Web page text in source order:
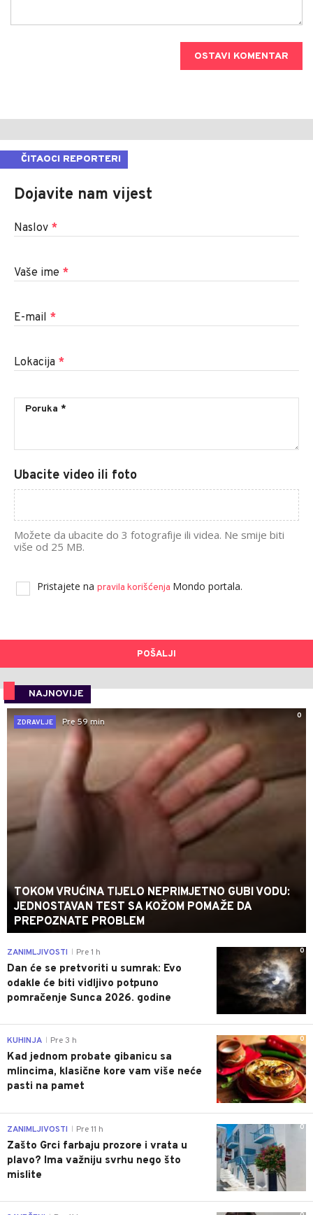
OSTAVI KOMENTAR
ČITAOCI REPORTERI
Dojavite nam vijest
Naslov *
Vaše ime *
E-mail *
Lokacija *
Ubacite video ili foto
Možete da ubacite do 3 fotografije ili videa. Ne smije biti
više od 25 MB.
Pristajete na pravila korišćenja Mondo portala.
POŠALJI
NAJNOVIJE
0
ZDRAVLJE
Pre 59 min
TOKOM VRUĆINA TIJELO NEPRIMJETNO GUBI VODU:
JEDNOSTAVAN TEST SA KOŽOM POMAŽE DA
PREPOZNATE PROBLEM
0
ZANIMLJIVOSTI Pre 1 h
Dan će se pretvoriti u sumrak: Evo
odakle će biti vidljivo potpuno
pomračenje Sunca 2026. godine
0
KUHINJA Pre 3 h
Kad jednom probate gibanicu sa
mlincima, klasične kore vam više neće
pasti na pamet
0
ZANIMLJIVOSTI Pre 11 h
Zašto Grci farbaju prozore i vrata u
plavo? Ima važniju svrhu nego što
mislite